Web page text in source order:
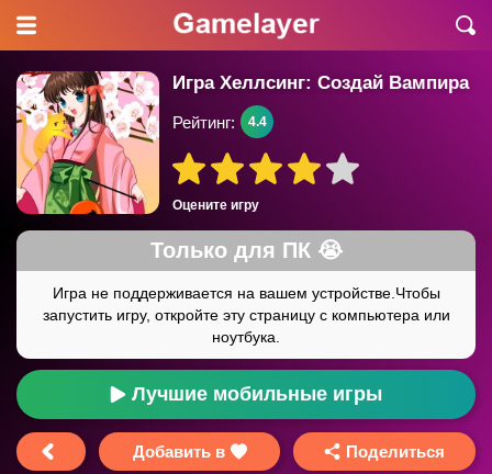
Игра Хеллсинг: Создай Вампира
Оцените игру
Рейтинг: 4.4
Лучшие мобильные игры
Добавить в Поделиться